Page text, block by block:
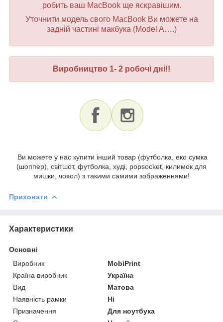
робить ваш MacBook ще яскравішим.
Уточнити модель свого MacBook Ви можете на
задній частині макбука (Model A….)
Виробництво 1- 2 робочі дні!!
Ви можете у нас купити інший товар (футболка, еко сумка
(шоппер), світшот, футболка, худі, popsocket, килимок для
мишки, чохол) з такими самими зображеннями!
Приховати
Характеристики
Основні
Виробник
MobiPrint
Країна виробник
Україна
Вид
Матова
Наявність рамки
Ні
Призначення
Для ноутбука